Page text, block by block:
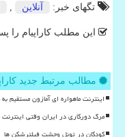
تگهای خبر:
آنلاین
این مطلب کاراپیام را
مطالب مرتبط جدید
اینترنت ماهواره ای آمازون مستقیم
مرگ دورکاری در ایران وقتی اینترنت
کودکان در تونل وحشت فیلترشکن ها